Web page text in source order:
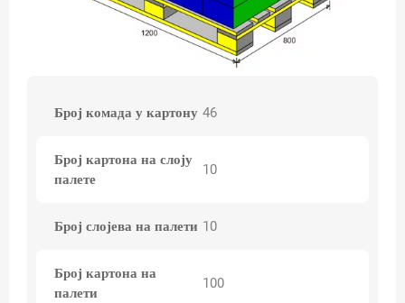
Број комада у картону 46
Број картона на слоју
палете
10
Број слојева на палети 10
Број картона на
палети
100